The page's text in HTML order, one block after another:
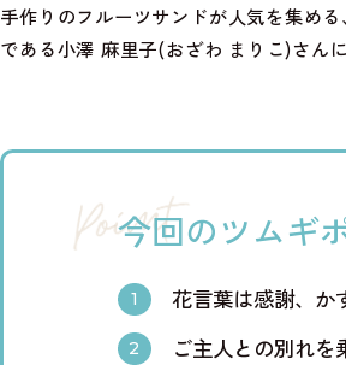
手作りのフルーツサンドが人気を集め
である小澤 麻里子(おざわ まりこ)さん
今回のツムギ
花言葉は感謝、か
ご主人との別れ